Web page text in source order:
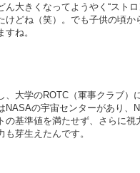
大きくなってようやく“スト
どね（笑）。でも子供の頃
ね。
大学のROTC（軍事クラブ
の宇宙センターがあり
基準値を満たせず、さらに
芽生えたんです。